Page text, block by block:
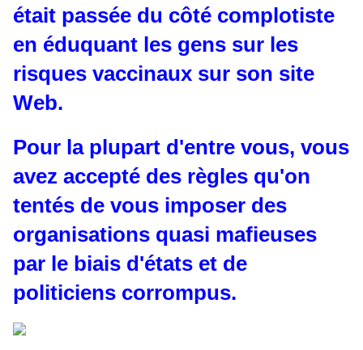
était passée du côté complotiste
en éduquant les gens sur les
risques vaccinaux sur son site
Web.
Pour la plupart d'entre vous, vous
avez accepté des règles qu'on
tentés de vous imposer des
organisations quasi mafieuses
par le biais d'états et de
politiciens corrompus.